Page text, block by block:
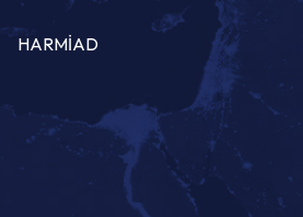
HARMİAD